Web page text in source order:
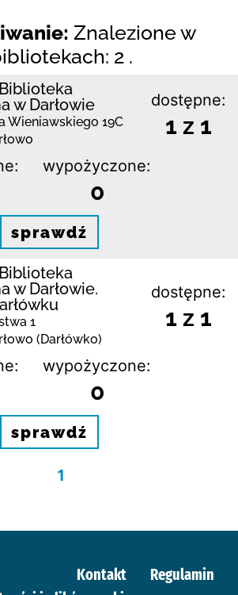
Znalezione w
2 .
w Darłowie
Wieniawskiego 19C
dostępne:
1 z 1
wypożyczone:
0
sprawdź
w Darłowie.
1
(Darłówko)
dostępne:
1 z 1
wypożyczone:
0
sprawdź
1
Kontakt
Regulamin